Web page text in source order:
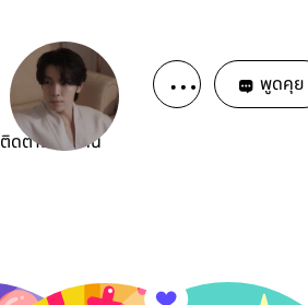
พูดคุย
ติดตาม 54คน